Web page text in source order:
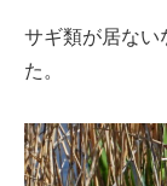
サギ類が居ない
た。